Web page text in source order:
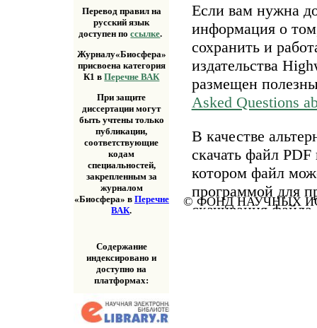
Перевод правил на
русский язык
доступен поссылке.
Журналу«Биосфера»
присвоена категория
К1 вПеречне ВАК
При защите
диссертации могут
быть учтены только
публикации,
соответствующие
кодам
специальностей,
закрепленным за
журналом
«Биосфера» в Перечне
ВАК.
Содержание
индексировано и
доступно на
платформах:
Если вам нужна
информация о
сохранить и
издательства
размещен
Asked Questions
В качестве
скачать файл
котором файл
программой для
скачивания
© ФОНД НАУЧНЫХ